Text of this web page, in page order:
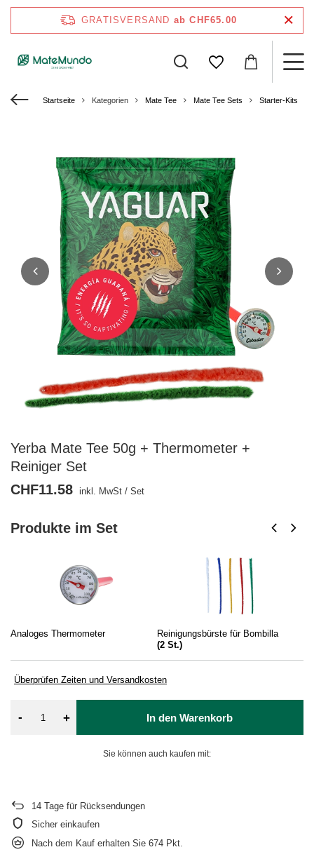
GRATISVERSAND ab CHF65.00
Startseite Kategorien Mate Tee Mate Tee Sets Starter-Kits
Yerba Mate Tee 50g + Thermometer +
Reiniger Set
Produkte im Set
Analoges Thermometer
Reinigungsbürste für Bombilla
(2 St.)
Überprüfen Zeiten und Versandkosten
CHF11.58 inkl. MwSt / Set
- + In den Warenkorb
Sie können auch kaufen mit:
14 Tage für Rücksendungen
Sicher einkaufen
Nach dem Kauf erhalten Sie 674 Pkt.